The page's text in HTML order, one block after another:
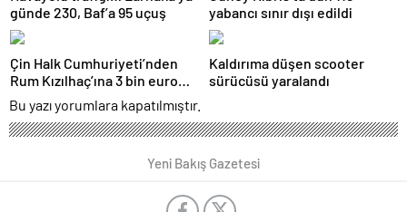
günde 230, Baf’a 95 uçuş
yabancı sınır dışı edildi
Çin Halk Cumhuriyeti’nden
Rum Kızılhaç’ına 3 bin euro
mali yardım
Kaldırıma düşen scooter
sürücüsü yaralandı
Bu yazı yorumlara kapatılmıştır.
Yeni Bakış Gazetesi